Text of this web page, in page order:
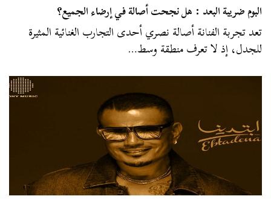
البوم ضريبة البعد : هل نجحت أصالة في إرضاء الجميع؟
تعد تجربة الفنانة أصالة نصري أحدى التجارب الغنائية المثيرة
للجدل، إذ لا تعرف منطقة وسط…